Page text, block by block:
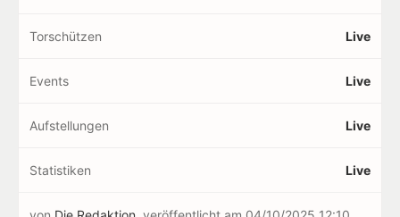
Torschützen Live
Events Live
Aufstellungen Live
Statistiken Live